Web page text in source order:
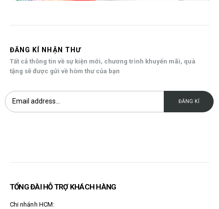
ĐĂNG KÍ NHẬN THƯ
Tất cả thông tin về sự kiện mới, chương trình khuyến mãi, quà
tặng sẽ được gửi về hòm thư của bạn
TỔNG ĐÀI HỖ TRỢ KHÁCH HÀNG
Chi nhánh HCM: